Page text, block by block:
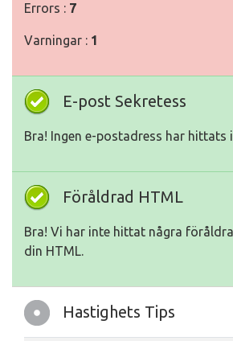
Errors : 7
Varningar : 1
E-post Sekretess
Bra! Ingen e-postadress har hittats
Föråldrad HTML
Bra! Vi har inte hittat några
din HTML.
Hastighets Tips